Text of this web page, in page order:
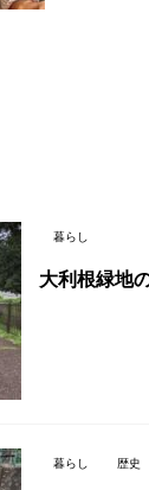
暮らし
大利根緑地
暮らし 歴史